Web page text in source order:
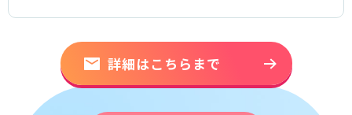
詳細はこちらまで